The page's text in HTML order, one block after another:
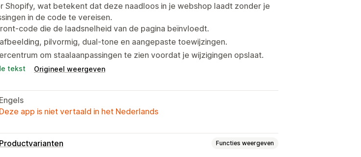
Shopify, wat betekent dat deze naadloos in je webshop laadt zonder je
in de code te vereisen.
code die de laadsnelheid van de pagina beïnvloedt.
pilvormig, dual-tone en aangepaste toewijzingen.
om staalaanpassingen te zien voordat je wijzigingen opslaat.
tekst Origineel weergeven
Engels
Deze app is niet vertaald in het Nederlands
Productvarianten Functies weergeven